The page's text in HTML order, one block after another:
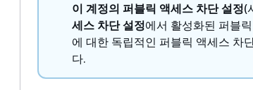
이 계정의 퍼블릭 액세스 차단 설정(
세스 차단 설정에서 활성화된 퍼블
에 대한 독립적인 퍼블릭 액세스 차
다.